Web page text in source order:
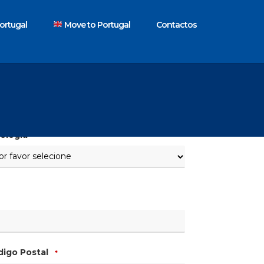
Move to Portugal Contactos
*
Postal *